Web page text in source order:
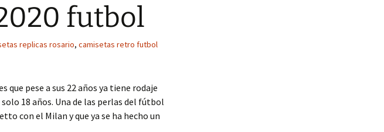
futbol
replicas rosario, camisetas retro futbol
que pese a sus 22 años ya tiene rodaje
18 años. Una de las perlas del fútbol
con el Milan y que ya se ha hecho un